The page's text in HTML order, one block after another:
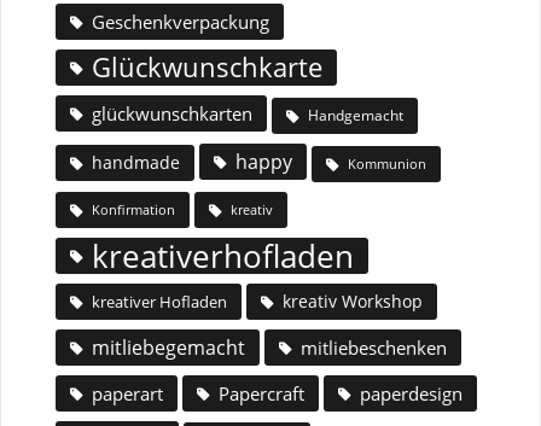
Geschenkverpackung
Glückwunschkarte
glückwunschkarten Handgemacht
handmade happy Kommunion
Konfirmation kreativ
kreativerhofladen
kreativer Hofladen kreativ Workshop
mitliebegemacht
mitliebeschenken
paperart
Papercraft paperdesign